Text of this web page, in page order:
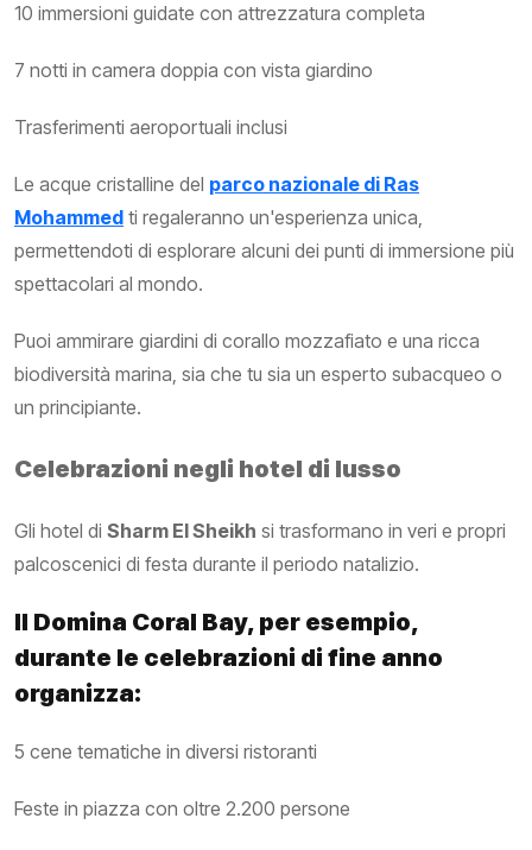
10 immersioni guidate con attrezzatura completa
7 notti in camera doppia con vista giardino
Trasferimenti aeroportuali inclusi
Le acque cristalline del parco nazionale di Ras
Mohammed ti regaleranno un'esperienza unica,
permettendoti di esplorare alcuni dei punti di immersione più
spettacolari al mondo.
Puoi ammirare giardini di corallo mozzafiato e una ricca
biodiversità marina, sia che tu sia un esperto subacqueo o
un principiante.
Celebrazioni negli hotel di lusso
Gli hotel di Sharm El Sheikh si trasformano in veri e propri
palcoscenici di festa durante il periodo natalizio.
Il Domina Coral Bay, per esempio,
durante le celebrazioni di fine anno
organizza:
5 cene tematiche in diversi ristoranti
Feste in piazza con oltre 2.200 persone